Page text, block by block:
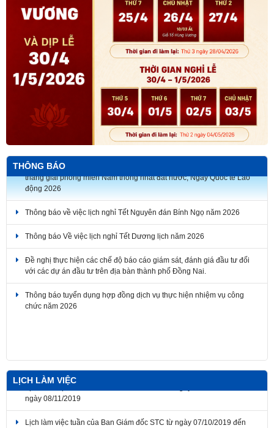
THÔNG BÁO
Thông báo về việc lịch nghỉ Tết Nguyên đán Bính Ngọ năm 2026
Thông báo Về việc lịch nghỉ Tết Dương lịch năm 2026
Đề nghị thực hiện các chế độ báo cáo giám sát, đánh giá đầu tư đối
Thông báo tuyển dụng hợp đồng dịch vụ thực hiện nhiệm vụ công
Thông báo về thời gian nghỉ lễ Giỗ Tổ Hùng Vương, Ngày Chiến
LỊCH LÀM VIỆC
Lịch làm việc tuần của Ban Giám đốc STC từ ngày 07/10/2019 đến
ngày 12/10/2019